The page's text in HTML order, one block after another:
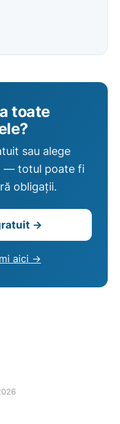
toate
sau alege
— totul poate fi
obligații.
→
aici →